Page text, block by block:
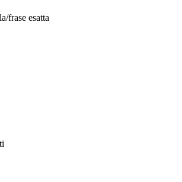
frase esatta